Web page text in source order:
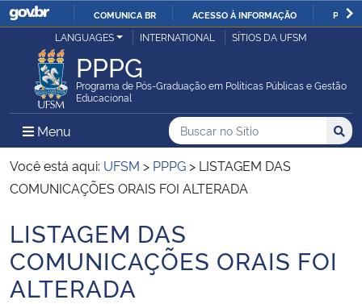
IR
O
COMUNICA BR ACESSO À INFORMAÇÃO
Ministério da Justiça e Segurança Pública
Ministério da Defesa
Ministério das Relações Exteriores
Ministério da Infraestrutura
Ministério da Agricultura, Pecuária e Abastecimento
LANGUAGES INTERNATIONAL SÍTIOS DA UFSM
PPPG
Programa de Pós-Graduação em Políticas Públicas e Gestão
Educacional
Menu Menu Principal do Sítio
Busca
Buscar no no Sítio
Busca:
Você está aqui: UFSM > PPPG > LISTAGEM DAS
COMUNICAÇÕES ORAIS FOI ALTERADA
Início do conteúdo
LISTAGEM DAS
COMUNICAÇÕES ORAIS FOI
ALTERADA